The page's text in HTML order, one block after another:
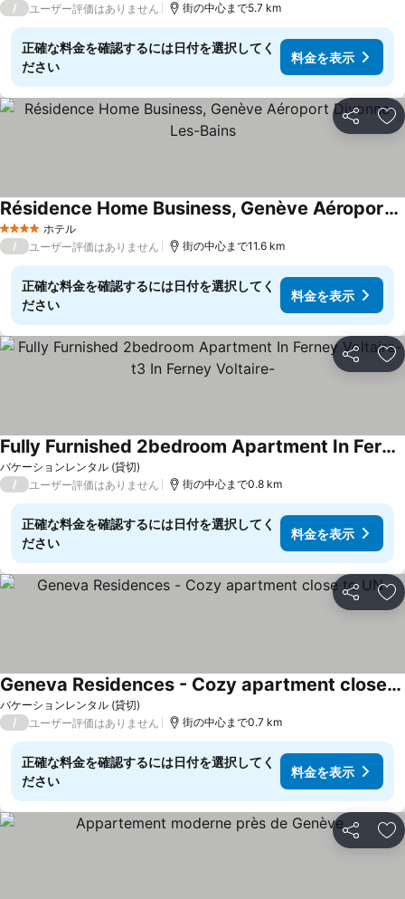
/ ユーザー評価はありません 街の中心まで5.7 km
正確な料金を確認するには日付を選択してく
ださい
料金を表示
シェア お
4 ホテルのランク
ホテル
Résidence Home Business, Genève Aéroport Divonne-Les-Bains
/ ユーザー評価はありません 街の中心まで11.6 km
正確な料金を確認するには日付を選択してく
ださい
料金を表示
シェア お
バケーションレンタル (貸切)
Fully Furnished 2bedroom Apartment In Ferney Voltaire-t3 In Ferney Voltaire-
/ ユーザー評価はありません 街の中心まで0.8 km
正確な料金を確認するには日付を選択してく
ださい
料金を表示
シェア お
バケーションレンタル (貸切)
Geneva Residences - Cozy apartment close to UN
/ ユーザー評価はありません 街の中心まで0.7 km
正確な料金を確認するには日付を選択してく
ださい
料金を表示
シェア お